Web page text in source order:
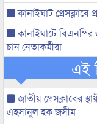
কানাইঘাট
কানাইঘাটে
চান নেতাকর্মীরা
এই
জাতীয় প্রেসক্লাবের
এহসানুল হক জসীম